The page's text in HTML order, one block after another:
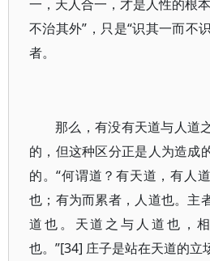
一，天人合一，才是人性的根
不治其外”，只是“识其一而不
者。
那么，有没有天道与人道
的，但这种区分正是人为造成
的。“何谓道？有天道，有人
也；有为而累者，人道也。主
道也。天道之与人道也，
也。”[34] 庄子是站在天道的立